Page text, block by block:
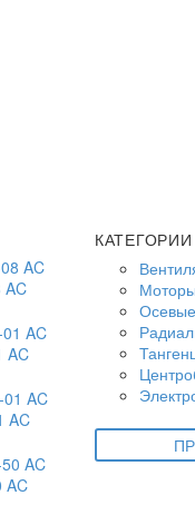
AC
AC
AC
AC
КАТЕГОРИИ